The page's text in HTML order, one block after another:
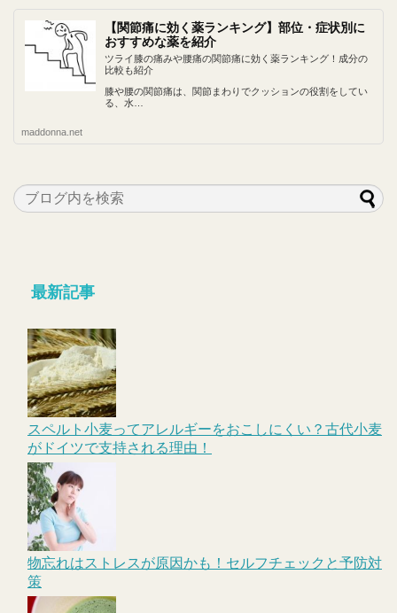
【関節痛に効く薬ランキング】部位・症状別に
おすすめな薬を紹介
ツライ膝の痛みや腰痛の関節痛に効く薬ランキング！成分の
比較も紹介
膝や腰の関節痛は、関節まわりでクッションの役割をしてい
る、水…
maddonna.net
最新記事
スペルト小麦ってアレルギーをおこしにくい？古代小麦
がドイツで支持される理由！
物忘れはストレスが原因かも！セルフチェックと予防対
策